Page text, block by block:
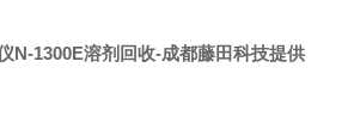
N-1300E溶剂回收-成都藤田科技提供